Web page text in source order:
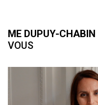
ME DUPUY-CHABIN
VOUS